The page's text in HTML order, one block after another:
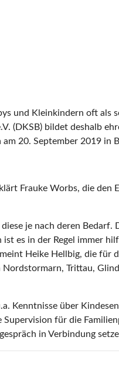
und Kleinkindern oft als
(DKSB) bildet deshalb
20. September 2019 in
Frauke Worbs, die
je nach deren
es in der Regel immer
Heike Hellbig, die für
Trittau,
Kenntnisse über
für die
in Verbindung